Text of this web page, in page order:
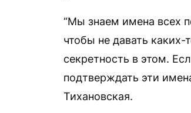
“Мы знаем имена всех
чтобы не давать каких-
секретность в этом.
подтверждать эти
Тихановская.